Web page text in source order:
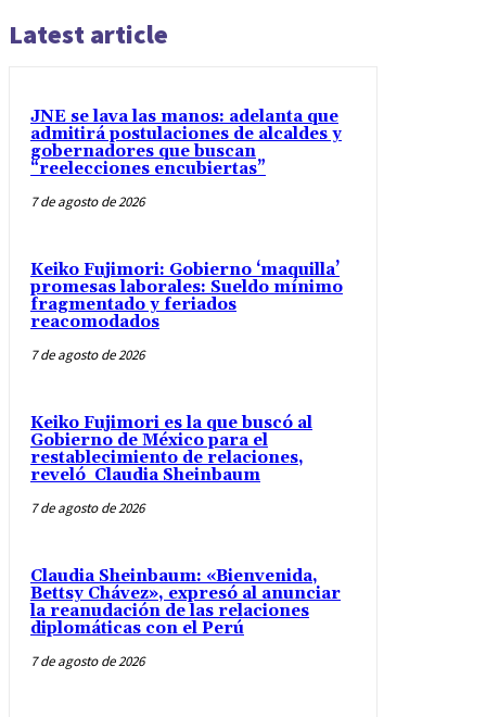
Latest article
JNE se lava las manos: adelanta que
admitirá postulaciones de alcaldes y
gobernadores que buscan
“reelecciones encubiertas”
7 de agosto de 2026
Keiko Fujimori: Gobierno ‘maquilla’
promesas laborales: Sueldo mínimo
fragmentado y feriados
reacomodados
7 de agosto de 2026
Keiko Fujimori es la que buscó al
Gobierno de México para el
restablecimiento de relaciones,
reveló Claudia Sheinbaum
7 de agosto de 2026
Claudia Sheinbaum: «Bienvenida,
Bettsy Chávez», expresó al anunciar
la reanudación de las relaciones
diplomáticas con el Perú
7 de agosto de 2026